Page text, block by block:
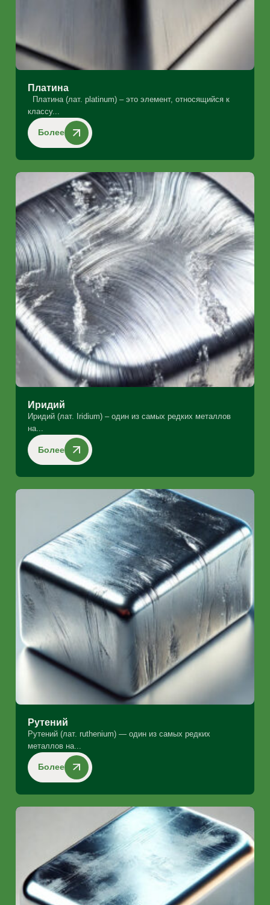
Платина
Платина (лат. platinum) – это элемент, относящийся к
классу...
Более
Иридий
Иридий (лат. Iridium) – один из самых редких металлов
на...
Более
Рутений
Рутений (лат. ruthenium) — один из самых редких
металлов на...
Более